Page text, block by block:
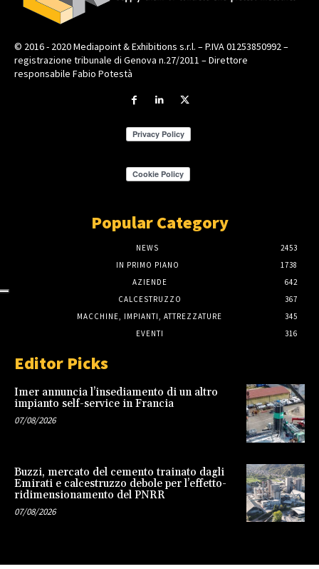
© 2016 - 2020 Mediapoint & Exhibitions s.r.l. – P.IVA 01253850992 –
registrazione tribunale di Genova n.27/2011 – Direttore
responsabile Fabio Potestà
Popular Category
NEWS
2453
IN PRIMO PIANO
1738
AZIENDE
642
CALCESTRUZZO
367
MACCHINE, IMPIANTI, ATTREZZATURE
345
EVENTI
316
Editor Picks
Imer annuncia l’insediamento di un altro
impianto self-service in Francia
07/08/2026
Buzzi, mercato del cemento trainato dagli
Emirati e calcestruzzo debole per l’effetto-
ridimensionamento del PNRR
07/08/2026